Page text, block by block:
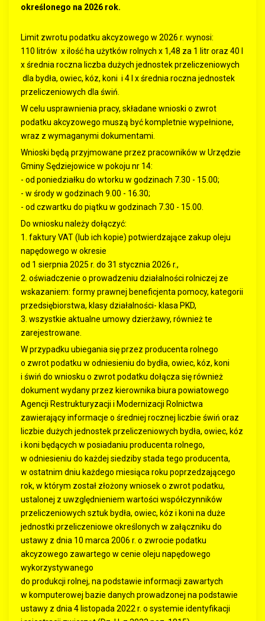
określonego na 2026 rok.
Limit zwrotu podatku akcyzowego w 2026 r. wynosi:
110 litrów x ilość ha użytków rolnych x 1,48 za 1 litr oraz 40 l
x średnia roczna liczba dużych jednostek przeliczeniowych
dla bydła, owiec, kóz, koni i 4 l x średnia roczna jednostek
przeliczeniowych dla świń.
W celu usprawnienia pracy, składane wnioski o zwrot
podatku akcyzowego muszą być kompletnie wypełnione,
wraz z wymaganymi dokumentami.
Wnioski będą przyjmowane przez pracowników w Urzędzie
Gminy Sędziejowice w pokoju nr 14:
- od poniedziałku do wtorku w godzinach 7.30 - 15.00;
- w środy w godzinach 9.00 - 16.30;
- od czwartku do piątku w godzinach 7.30 - 15.00.
Do wniosku należy dołączyć:
1. faktury VAT (lub ich kopie) potwierdzające zakup oleju
napędowego w okresie
od 1 sierpnia 2025 r. do 31 stycznia 2026 r.,
2. oświadczenie o prowadzeniu działalności rolniczej ze
wskazaniem: formy prawnej beneficjenta pomocy, kategorii
przedsiębiorstwa, klasy działalności- klasa PKD,
3. wszystkie aktualne umowy dzierżawy, również te
zarejestrowane.
W przypadku ubiegania się przez producenta rolnego
o zwrot podatku w odniesieniu do bydła, owiec, kóz, koni
i świń do wniosku o zwrot podatku dołącza się również
dokument wydany przez kierownika biura powiatowego
Agencji Restrukturyzacji i Modernizacji Rolnictwa
zawierający informacje o średniej rocznej liczbie świń oraz
liczbie dużych jednostek przeliczeniowych bydła, owiec, kóz
i koni będących w posiadaniu producenta rolnego,
w odniesieniu do każdej siedziby stada tego producenta,
w ostatnim dniu każdego miesiąca roku poprzedzającego
rok, w którym został złożony wniosek o zwrot podatku,
ustalonej z uwzględnieniem wartości współczynników
przeliczeniowych sztuk bydła, owiec, kóz i koni na duże
jednostki przeliczeniowe określonych w załączniku do
ustawy z dnia 10 marca 2006 r. o zwrocie podatku
akcyzowego zawartego w cenie oleju napędowego
wykorzystywanego
do produkcji rolnej, na podstawie informacji zawartych
w komputerowej bazie danych prowadzonej na podstawie
ustawy z dnia 4 listopada 2022 r. o systemie identyfikacji